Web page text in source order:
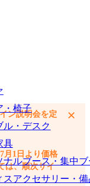
・椅子
ル・デスク
具
ナルブース・集中
スアクセサリー・備
できます
ン説明会を定
月1日より価格
は、順次サイ
×